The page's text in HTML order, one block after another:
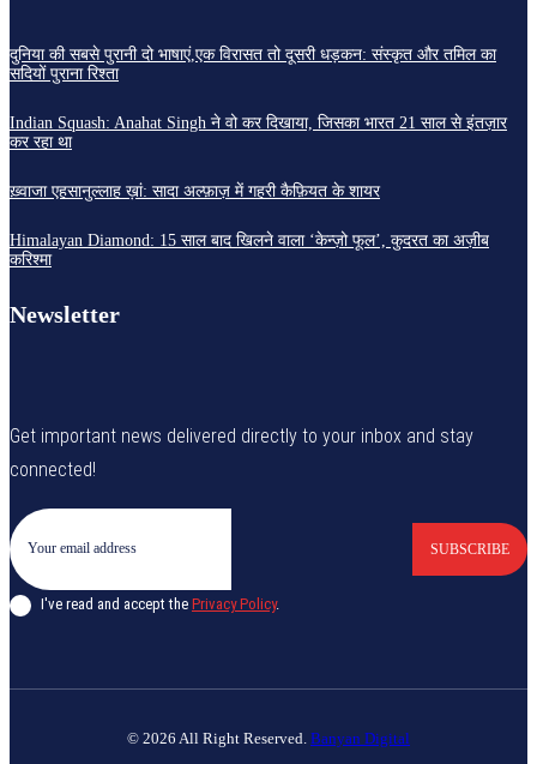
दुनिया की सबसे पुरानी दो भाषाएं,एक विरासत तो दूसरी धड़कन: संस्कृत और तमिल का
सदियों पुराना रिश्ता
Indian Squash: Anahat Singh ने वो कर दिखाया, जिसका भारत 21 साल से इंतज़ार
कर रहा था
ख़्वाजा एहसानुल्लाह ख़ां: सादा अल्फ़ाज़ में गहरी कैफ़ियत के शायर
Himalayan Diamond: 15 साल बाद खिलने वाला ‘केन्ज़ो फूल’, कुदरत का अज़ीब
करिश्मा
Newsletter
Get important news delivered directly to your inbox and stay
connected!
SUBSCRIBE
I've read and accept the Privacy Policy.
© 2026 All Right Reserved. Banyan Digital